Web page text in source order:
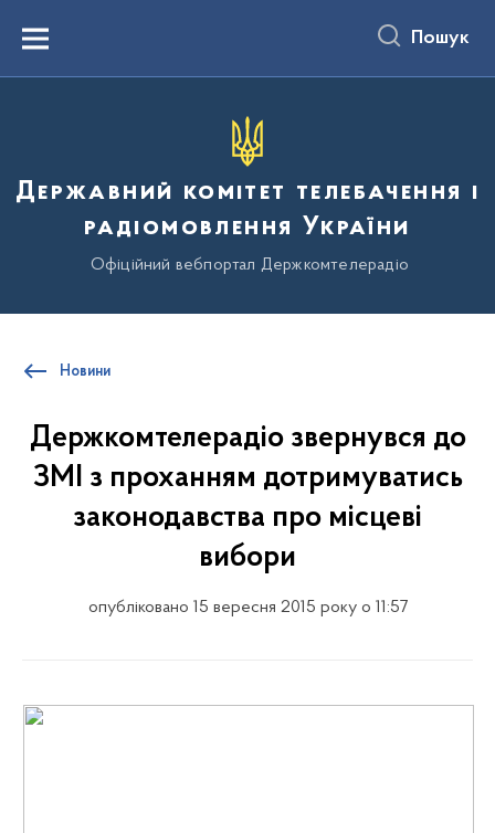
вмістуMenu Пошук
Державний комітет телебачення і
радіомовлення України
Офіційний вебпортал Держкомтелерадіо
Новини
Держкомтелерадіо звернувся до
ЗМІ з проханням дотримуватись
законодавства про місцеві
вибори
опубліковано 15 вересня 2015 року о 11:57